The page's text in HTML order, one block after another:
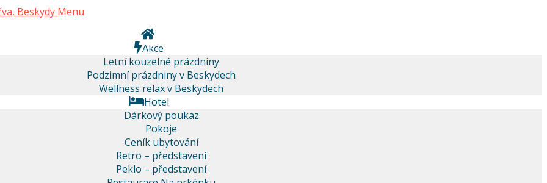
Menu
Akce
Letní kouzelné prázdniny
Podzimní prázdniny v Beskydech
Wellness relax v Beskydech
Hotel
Dárkový poukaz
Pokoje
Ceník ubytování
Retro – představení
Peklo – představení